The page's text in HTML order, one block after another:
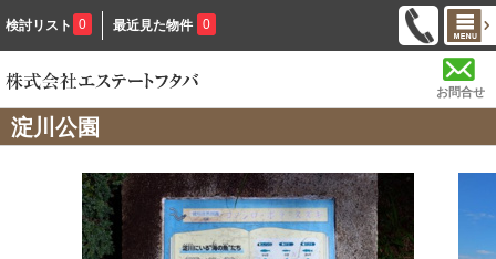
検討リスト 0 最近見た物件 0
お問合せ
淀川公園